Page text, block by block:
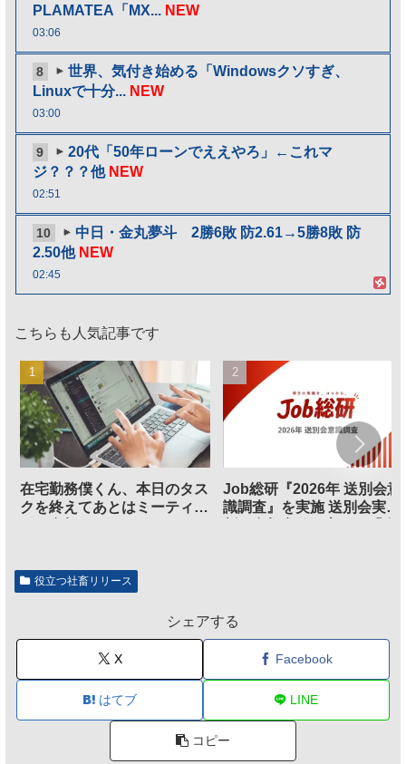
PLAMATEA「MX... NEW
03:06
8
世界、気付き始める「Windowsクソすぎ、
Linuxで十分... NEW
03:00
9
20代「50年ローンでええやろ」←これマ
ジ？？？他 NEW
02:51
10
中日・金丸夢斗 2勝6敗 防2.61→5勝8敗 防
2.50他 NEW
02:45
こちらも人気記事です
在宅勤務僕くん、本日のタス
クを終えてあとはミーティン
Job総研『2026年 送別会意
識調査』を実施 送別会実施
役立つ社畜リリース
シェアする
X Facebook
はてブ LINE
コピー